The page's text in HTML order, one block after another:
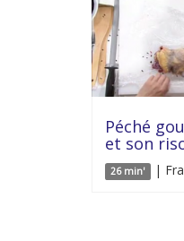
Péché
et son
26 min' |